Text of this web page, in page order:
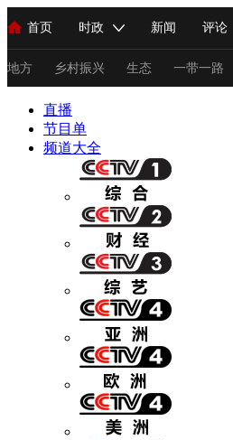
首页 时政 新闻 评论
人民领袖习近平 联播+ 中国领导人
直播 栏目大全 节目单
海外频道 iPanda English Монгол
地方 乡村振兴 生态 一带一路
总台春晚
国内 国际
人民领袖习近平
小央视频
前线 比划
直播 竞猜
VIP会员 CCTV奥林匹克频道
教育 乡村振兴
直播
节目单
频道大全